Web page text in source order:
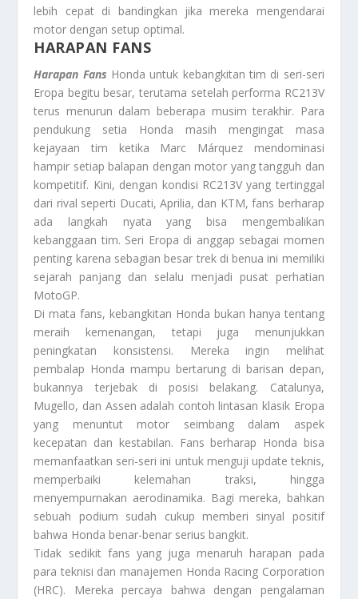
lebih cepat di bandingkan jika mereka mengendarai
motor dengan setup optimal.
HARAPAN FANS
Harapan Fans Honda untuk kebangkitan tim di seri-seri
Eropa begitu besar, terutama setelah performa RC213V
terus menurun dalam beberapa musim terakhir. Para
pendukung setia Honda masih mengingat masa
kejayaan tim ketika Marc Márquez mendominasi
hampir setiap balapan dengan motor yang tangguh dan
kompetitif. Kini, dengan kondisi RC213V yang tertinggal
dari rival seperti Ducati, Aprilia, dan KTM, fans berharap
ada langkah nyata yang bisa mengembalikan
kebanggaan tim. Seri Eropa di anggap sebagai momen
penting karena sebagian besar trek di benua ini memiliki
sejarah panjang dan selalu menjadi pusat perhatian
MotoGP.
Di mata fans, kebangkitan Honda bukan hanya tentang
meraih kemenangan, tetapi juga menunjukkan
peningkatan konsistensi. Mereka ingin melihat
pembalap Honda mampu bertarung di barisan depan,
bukannya terjebak di posisi belakang. Catalunya,
Mugello, dan Assen adalah contoh lintasan klasik Eropa
yang menuntut motor seimbang dalam aspek
kecepatan dan kestabilan. Fans berharap Honda bisa
memanfaatkan seri-seri ini untuk menguji update teknis,
memperbaiki kelemahan traksi, hingga
menyempurnakan aerodinamika. Bagi mereka, bahkan
sebuah podium sudah cukup memberi sinyal positif
bahwa Honda benar-benar serius bangkit.
Tidak sedikit fans yang juga menaruh harapan pada
para teknisi dan manajemen Honda Racing Corporation
(HRC). Mereka percaya bahwa dengan pengalaman